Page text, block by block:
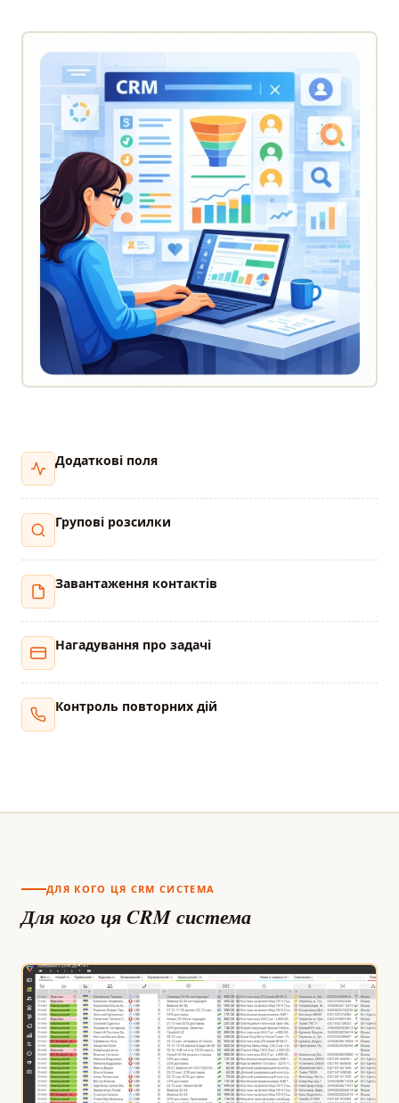
Додаткові поля
Групові розсилки
Завантаження контактів
Нагадування про задачі
Контроль повторних дій
ДЛЯ КОГО ЦЯ CRM СИСТЕМА
Для кого ця CRM система